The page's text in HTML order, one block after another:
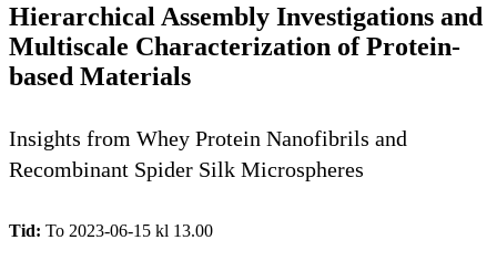
Hierarchical Assembly Investigations and
Multiscale Characterization of Protein-
based Materials
Insights from Whey Protein Nanofibrils and
Recombinant Spider Silk Microspheres
Tid: To 2023-06-15 kl 13.00